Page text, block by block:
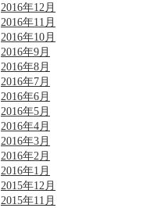
2016年12月
2016年11月
2016年10月
2016年9月
2016年8月
2016年7月
2016年6月
2016年5月
2016年4月
2016年3月
2016年2月
2016年1月
2015年12月
2015年11月